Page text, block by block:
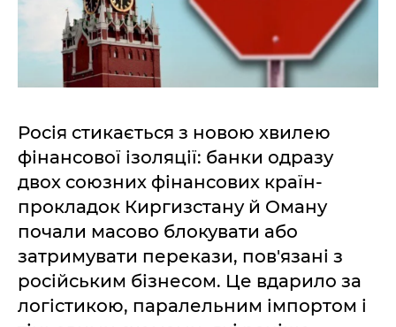
Росія стикається з новою хвилею
фінансової ізоляції: банки одразу
двох союзних фінансових країн-
прокладок Киргизстану й Оману
почали масово блокувати або
затримувати перекази, пов'язані з
російським бізнесом. Це вдарило за
логістикою, паралельним імпортом і